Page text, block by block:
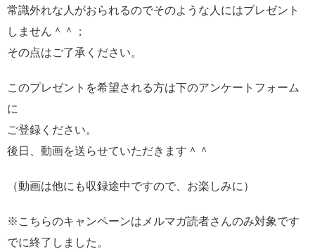
常識外れな人がおられるのでそのような人にはプレゼント
しません＾＾；
その点はご了承ください。
このプレゼントを希望される方は下のアンケートフォーム
に
ご登録ください。
後日、動画を送らせていただきます＾＾
（動画は他にも収録途中ですので、お楽しみに）
※こちらのキャンペーンはメルマガ読者さんのみ対象です
でに終了しました。